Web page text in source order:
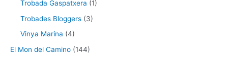
Trobada Gaspatxera (1)
Trobades Bloggers (3)
Vinya Marina (4)
El Mon del Camino (144)